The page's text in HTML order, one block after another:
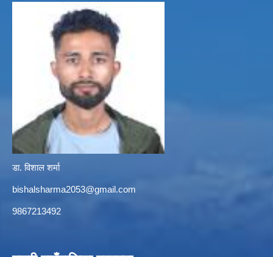
डा. विशाल शर्मा
bishalsharma2053@gmail.com
9867213492